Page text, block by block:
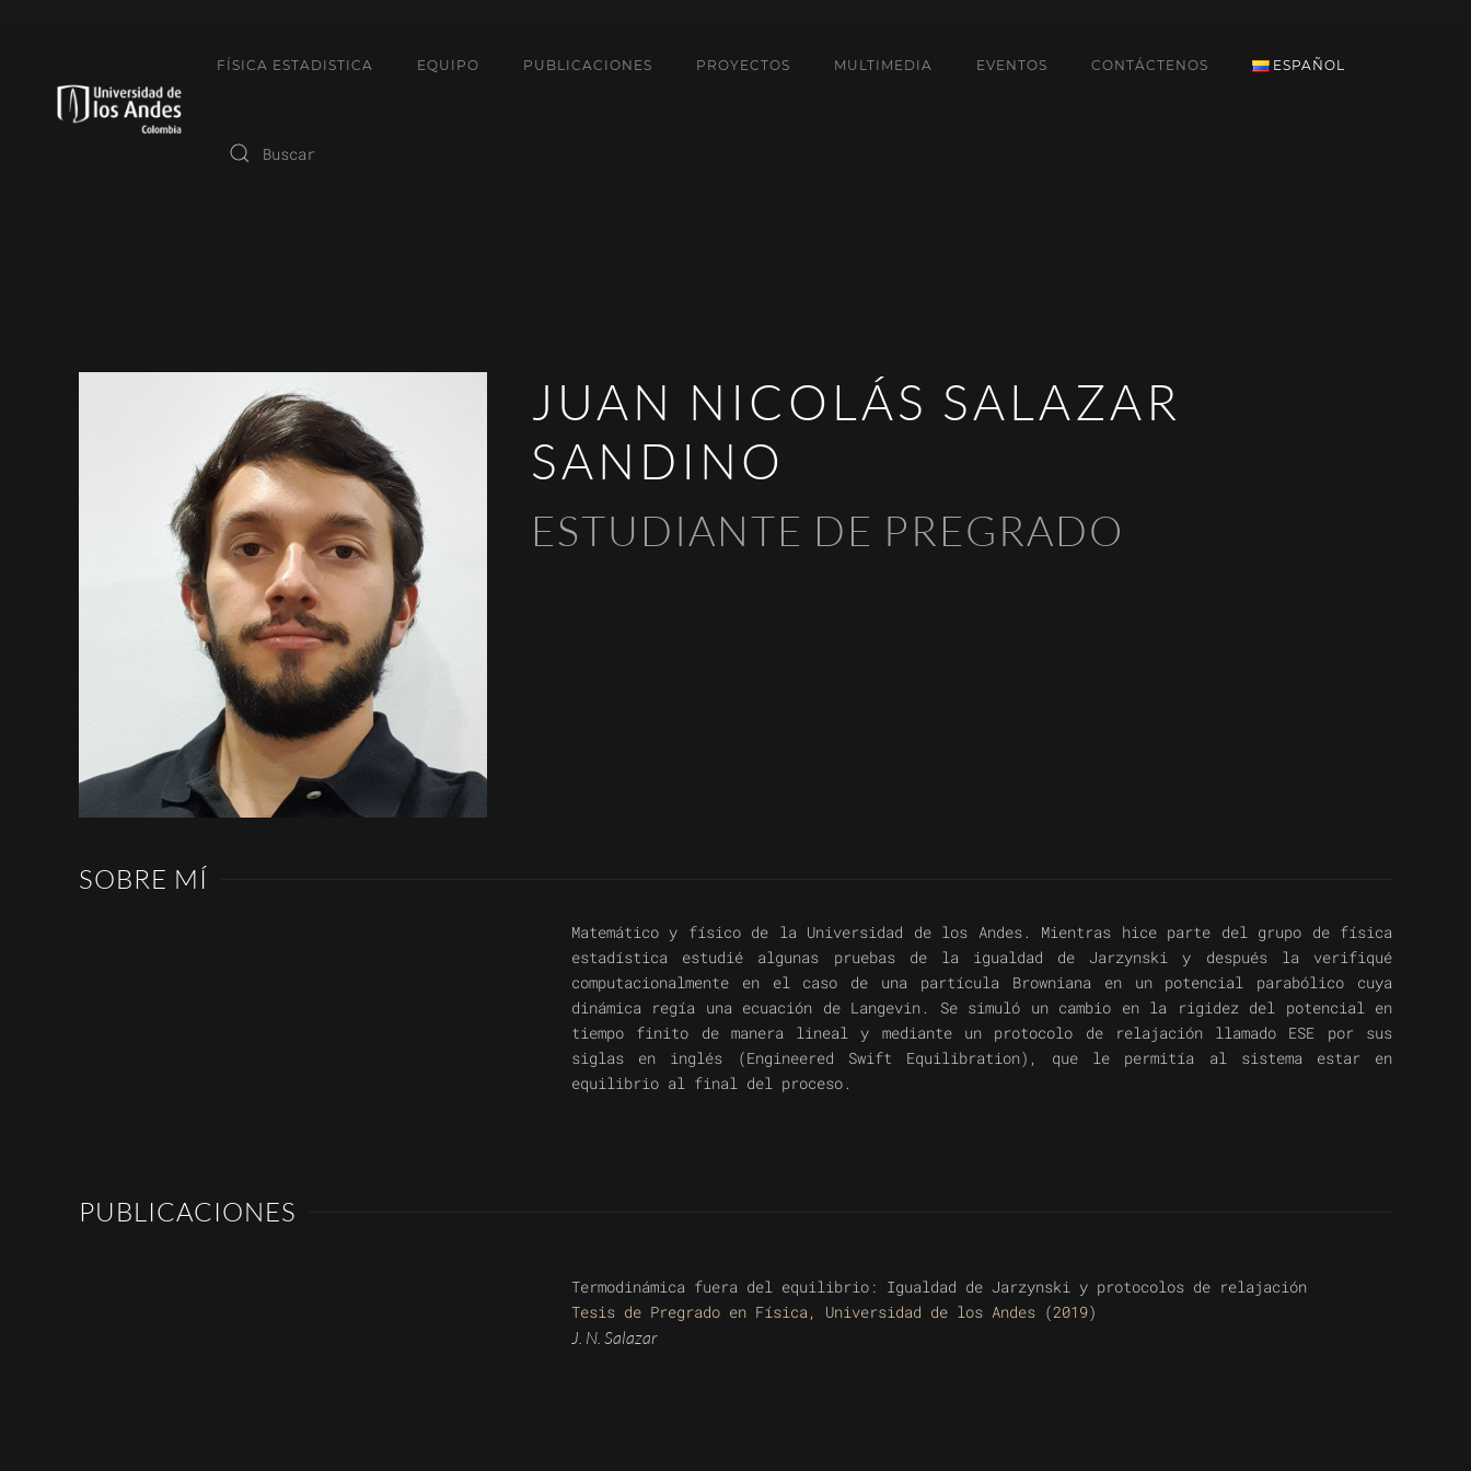
FÍSICA ESTADISTICA EQUIPO PUBLICACIONES PROYECTOS MULTIMEDIA EVENTOS CONTÁCTENOS ESPAÑOL
JUAN NICOLÁS SALAZAR
SANDINO
ESTUDIANTE DE PREGRADO
SOBRE MÍ
Matemático y físico de la Universidad de los Andes. Mientras hice parte del grupo de física
estadística estudié algunas pruebas de la igualdad de Jarzynski y después la verifiqué
computacionalmente en el caso de una partícula Browniana en un potencial parabólico cuya
dinámica regía una ecuación de Langevin. Se simuló un cambio en la rigidez del potencial en
tiempo finito de manera lineal y mediante un protocolo de relajación llamado ESE por sus
siglas en inglés (Engineered Swift Equilibration), que le permitía al sistema estar en
equilibrio al final del proceso.
PUBLICACIONES
Termodinámica fuera del equilibrio: Igualdad de Jarzynski y protocolos de relajación
Tesis de Pregrado en Física, Universidad de los Andes (2019)
J. N. Salazar